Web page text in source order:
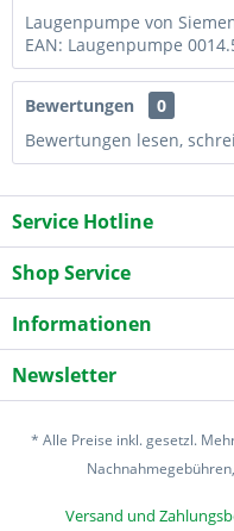
Laugenpumpe von
EAN: Laugenpumpe
Bewertungen
0
Bewertungen lesen,
Service Hotline
Shop Service
Informationen
Newsletter
* Alle Preise inkl. gesetzl.
Versand und